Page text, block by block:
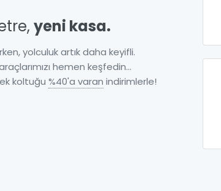
yeni kasa.
yolculuk artık daha keyifli.
hemen keşfedin...
koltuğu %40'a varan indirimlerle!